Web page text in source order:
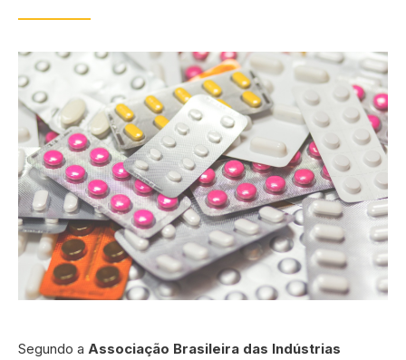
Segundo a Associação Brasileira das Indústrias